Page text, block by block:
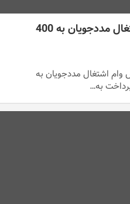
ضرورت افزایش سقف وام اشتغال مددجویان به 400
اشتغال مددجویان به